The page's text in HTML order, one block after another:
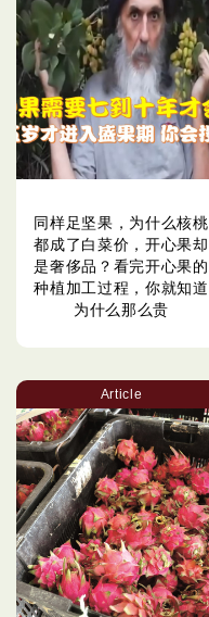
同样足坚果，为什么核桃
都成了白菜价，开心果却
是奢侈品？看完开心果的
种植加工过程，你就知道
为什么那么贵
Article